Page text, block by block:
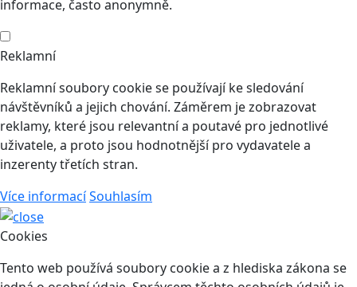
informace, často anonymně.
Reklamní
Reklamní soubory cookie se používají ke sledování
návštěvníků a jejich chování. Záměrem je zobrazovat
reklamy, které jsou relevantní a poutavé pro jednotlivé
uživatele, a proto jsou hodnotnější pro vydavatele a
inzerenty třetích stran.
Více informacíSouhlasím
Cookies
Tento web používá soubory cookie a z hlediska zákona se